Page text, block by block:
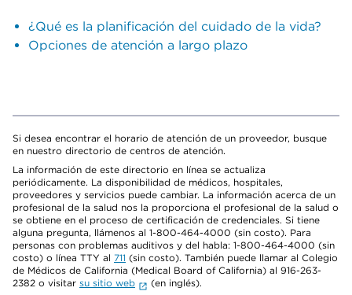
¿Qué es la planificación del cuidado de la vida?
Opciones de atención a largo plazo
Si desea encontrar el horario de atención de un proveedor, busque
en nuestro directorio de centros de atención.
La información de este directorio en línea se actualiza
periódicamente. La disponibilidad de médicos, hospitales,
proveedores y servicios puede cambiar. La información acerca de un
profesional de la salud nos la proporciona el profesional de la salud o
se obtiene en el proceso de certificación de credenciales. Si tiene
alguna pregunta, llámenos al 1-800-464-4000 (sin costo). Para
personas con problemas auditivos y del habla: 1-800-464-4000 (sin
costo) o línea TTY al 711 (sin costo). También puede llamar al Colegio
de Médicos de California (Medical Board of California) al 916-263-
2382 o visitar su sitio web
(en inglés).